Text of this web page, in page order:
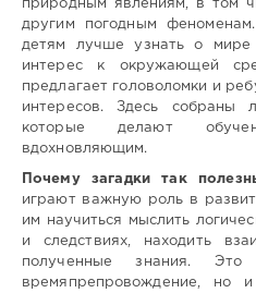
природным явлениям, в том
другим погодным
детям лучше узнать о
интерес к окружающей
предлагает головоломки и
интересов. Здесь собраны
которые делают
вдохновляющим.
Почему загадки так
играют важную роль в
им научиться мыслить
и следствиях, находить
полученные знания.
времяпрепровождение, но